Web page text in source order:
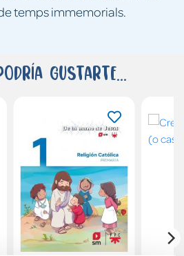
temps immemorials.
gustarte...